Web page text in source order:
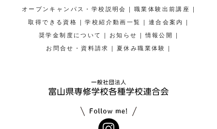
オープンキャンパス・学校説明会 |職業体験出前講座 |
取得できる資格 |学校紹介動画一覧 | 連合会案内 |
奨学金制度について | お知らせ |情報公開 |
お問合せ・資料請求 | 夏休み職業体験 |